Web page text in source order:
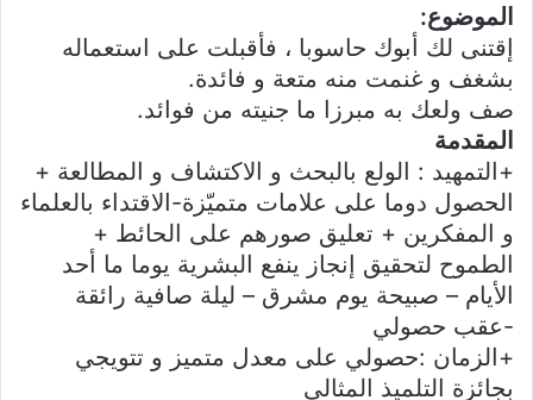
الموضوع:
إقتنى لك أبوك حاسوبا ، فأقبلت على استعماله
بشغف و غنمت منه متعة و فائدة.
صف ولعك به مبرزا ما جنيته من فوائد.
المقدمة
+التمهيد : الولع بالبحث و الاكتشاف و المطالعة +
الحصول دوما على علامات متميّزة-الاقتداء بالعلماء
و المفكرين + تعليق صورهم على الحائط +
الطموح لتحقيق إنجاز ينفع البشرية يوما ما أحد
الأيام – صبيحة يوم مشرق – ليلة صافية رائقة
-عقب حصولي
+الزمان :حصولي على معدل متميز و تتويجي
بجائزة التلميذ المثالي